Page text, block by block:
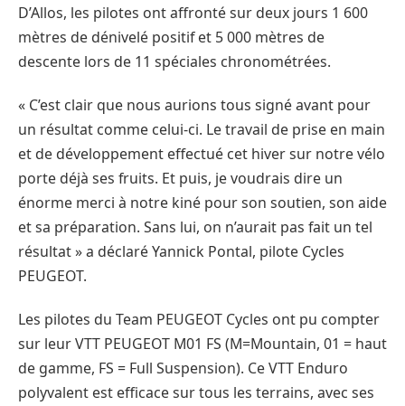
D’Allos, les pilotes ont affronté sur deux jours 1 600
mètres de dénivelé positif et 5 000 mètres de
descente lors de 11 spéciales chronométrées.
« C’est clair que nous aurions tous signé avant pour
un résultat comme celui-ci. Le travail de prise en main
et de développement effectué cet hiver sur notre vélo
porte déjà ses fruits. Et puis, je voudrais dire un
énorme merci à notre kiné pour son soutien, son aide
et sa préparation. Sans lui, on n’aurait pas fait un tel
résultat » a déclaré Yannick Pontal, pilote Cycles
PEUGEOT.
Les pilotes du Team PEUGEOT Cycles ont pu compter
sur leur VTT PEUGEOT M01 FS (M=Mountain, 01 = haut
de gamme, FS = Full Suspension). Ce VTT Enduro
polyvalent est efficace sur tous les terrains, avec ses